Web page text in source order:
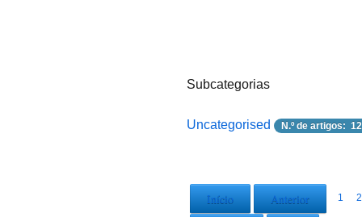
Subcategorias
Uncategorised N.º de artigos: 12
Início Anterior 1 2